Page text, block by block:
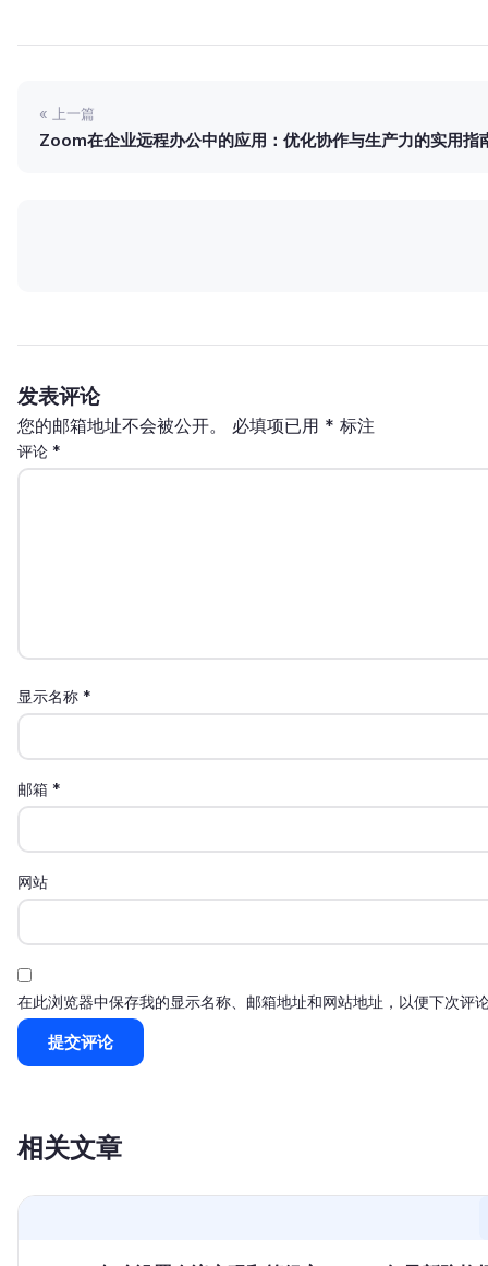
« 上一篇
Zoom在企业远程办公中的应用：优化协作与生产力的实用指
发表评论
您的邮箱地址不会被公开。 必填项已用 * 标注
评论 *
显示名称 *
邮箱 *
网站
在此浏览器中保存我的显示名称、邮箱地址和网站地址，以便下次评
相关文章